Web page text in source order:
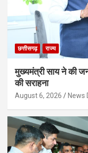
छत्तीसगढ़ राज्य
मुख्यमंत्री साय ने की
की सराहना
August 6, 2026 News